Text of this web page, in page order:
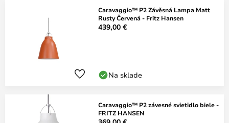
Caravaggio™ P2 Závěsná Lampa Matt
Rusty Červená - Fritz Hansen
439,00 €
Na sklade
Caravaggio™ P2 závesné svietidlo biele -
FRITZ HANSEN